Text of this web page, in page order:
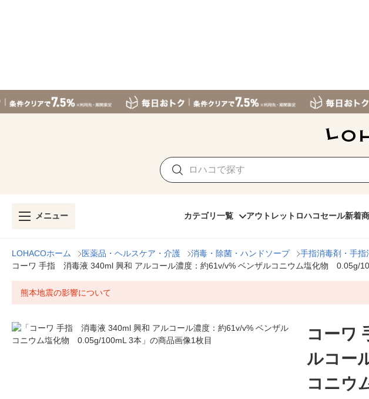
メニュー カテゴリ一覧 アウトレット ロハコセール新着
LOHACOホーム 医薬品・ヘルスケア・介護 消毒・除菌・ハンドソープ 手指消毒剤・手指
コーワ 手指 消毒液 340ml 興和 アルコール濃度：約61v/v% ベンザルコニウム塩化物 0.05g/
熊本地震の影響について
コーワ
ルコー
コニウ